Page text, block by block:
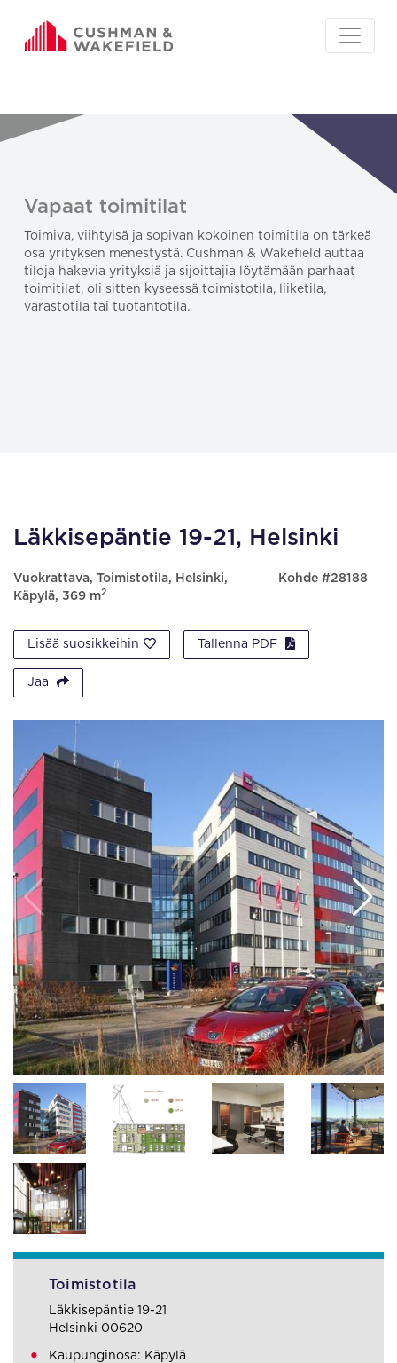
Vapaat toimitilat
Toimiva, viihtyisä ja sopivan kokoinen toimitila on tärkeä
osa yrityksen menestystä. Cushman & Wakefield auttaa
tiloja hakevia yrityksiä ja sijoittajia löytämään parhaat
toimitilat, oli sitten kyseessä toimistotila, liiketila,
varastotila tai tuotantotila.
Läkkisepäntie 19-21, Helsinki
Vuokrattava, Toimistotila, Helsinki,
Käpylä, 369 m2
Kohde #28188
Lisää suosikkeihin Tallenna PDF
Jaa
Toimistotila
Läkkisepäntie 19-21
Helsinki 00620
Kaupunginosa: Käpylä